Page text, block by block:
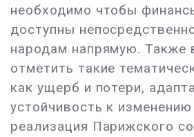
необходимо чтобы
доступны
народам напрямую. Также
отметить такие
как ущерб и потери,
устойчивость к
реализация Парижского